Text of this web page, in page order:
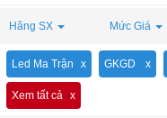
Hãng SX Mức Giá
Led Ma Trận GKGD
Xem tất cả